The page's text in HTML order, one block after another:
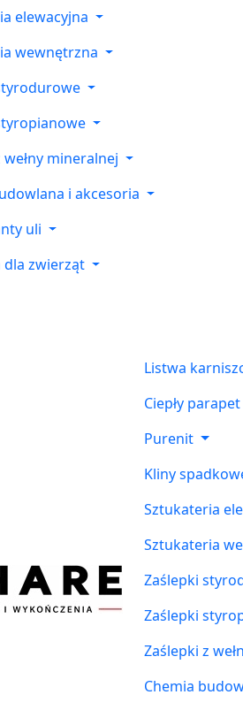
elewacyjna
wewnętrzna
wełny mineralnej
i akcesoria
uli
dla zwierząt
Listwa
Ciepły parapet
Purenit
Kliny
Sztukateria
Sztukateria
Zaślepki
Zaślepki
Zaślepki z
Chemia